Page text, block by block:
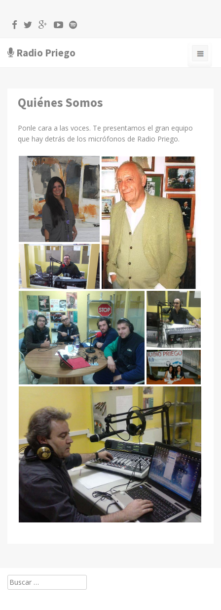
Radio Priego
Quiénes Somos
Ponle cara a las voces. Te presentamos el gran equipo
que hay detrás de los micrófonos de Radio Priego.
Buscar: